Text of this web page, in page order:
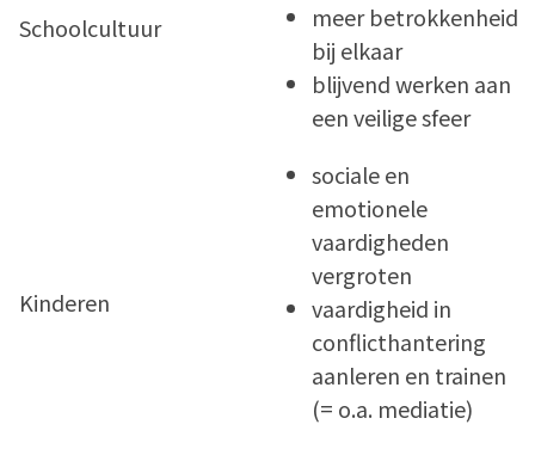
Schoolcultuur
meer betrokkenheid
bij elkaar
blijvend werken aan
een veilige sfeer
Kinderen
sociale en
emotionele
vaardigheden
vergroten
vaardigheid in
conflicthantering
aanleren en trainen
(= o.a. mediatie)